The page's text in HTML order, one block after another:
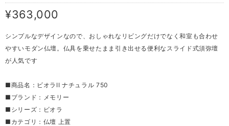
¥363,000
シンプルなデザインなので、おしゃれなリビングだけでなく和室も合わせ
やすいモダン仏壇。仏具を乗せたまま引き出せる便利なスライド式須弥壇
が人気です
■商品名：ビオラII ナチュラル 750
■ブランド：メモリー
■シリーズ：ビオラ
■カテゴリ：仏壇 上置